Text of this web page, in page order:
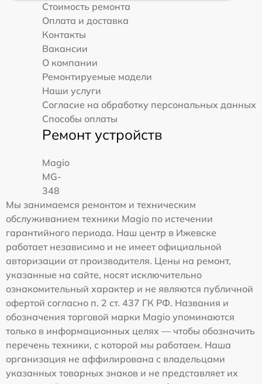
Стоимость ремонта
Оплата и доставка
Контакты
Вакансии
О компании
Ремонтируемые модели
Наши услуги
Согласие на обработку персональных данных
Способы оплаты
Ремонт устройств
Magio
MG-
348
Мы занимаемся ремонтом и техническим
обслуживанием техники Magio по истечении
гарантийного периода. Наш центр в Ижевске
работает независимо и не имеет официальной
авторизации от производителя. Цены на ремонт,
указанные на сайте, носят исключительно
ознакомительный характер и не являются публичной
офертой согласно п. 2 ст. 437 ГК РФ. Названия и
обозначения торговой марки Magio упоминаются
только в информационных целях — чтобы обозначить
перечень техники, с которой мы работаем. Наша
организация не аффилирована с владельцами
указанных товарных знаков и не представляет их